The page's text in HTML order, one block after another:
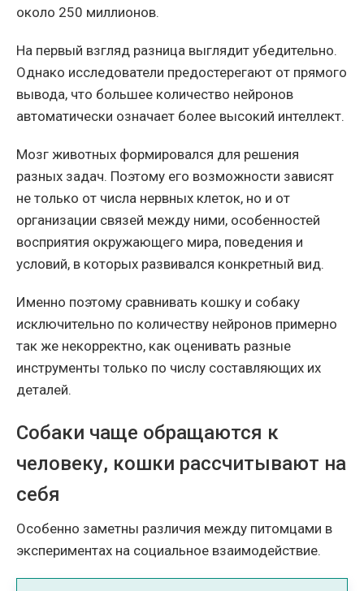
около 250 миллионов.
На первый взгляд разница выглядит убедительно.
Однако исследователи предостерегают от прямого
вывода, что большее количество нейронов
автоматически означает более высокий интеллект.
Мозг животных формировался для решения
разных задач. Поэтому его возможности зависят
не только от числа нервных клеток, но и от
организации связей между ними, особенностей
восприятия окружающего мира, поведения и
условий, в которых развивался конкретный вид.
Именно поэтому сравнивать кошку и собаку
исключительно по количеству нейронов примерно
так же некорректно, как оценивать разные
инструменты только по числу составляющих их
деталей.
Собаки чаще обращаются к
человеку, кошки рассчитывают на
себя
Особенно заметны различия между питомцами в
экспериментах на социальное взаимодействие.